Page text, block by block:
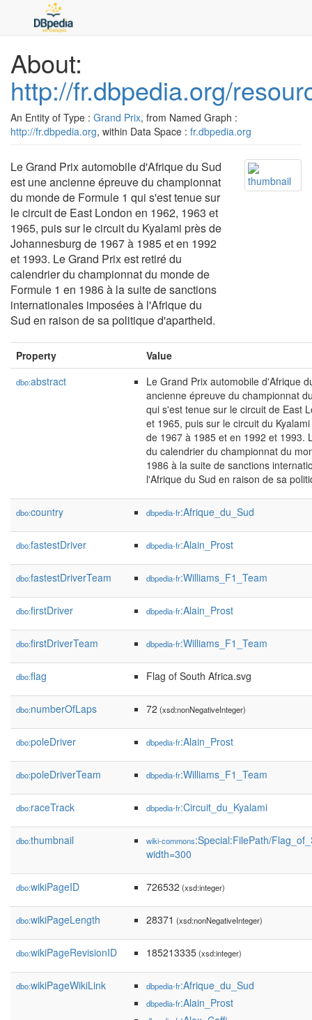
About:
http://fr.dbpedia.org/
An Entity of Type : Grand Prix, from Named Graph :
http://fr.dbpedia.org, within Data Space : fr.dbpedia.org
Le Grand Prix automobile d'Afrique du Sud
est une ancienne épreuve du championnat
du monde de Formule 1 qui s'est tenue sur
le circuit de East London en 1962, 1963 et
1965, puis sur le circuit du Kyalami près de
Johannesburg de 1967 à 1985 et en 1992
et 1993. Le Grand Prix est retiré du
calendrier du championnat du monde de
Formule 1 en 1986 à la suite de sanctions
internationales imposées à l'Afrique du
Sud en raison de sa politique d'apartheid.
Property Value
dbo:abstract
Le Grand Prix automobile d'Afrique
ancienne épreuve du championnat
qui s'est tenue sur le circuit de East
et 1965, puis sur le circuit du
de 1967 à 1985 et en 1992 et 1993.
du calendrier du championnat du
1986 à la suite de sanctions
l'Afrique du Sud en raison de sa
dbo:country dbpedia-fr:Afrique_du_Sud
dbo:fastestDriver dbpedia-fr:Alain_Prost
dbo:fastestDriverTeam dbpedia-fr:Williams_F1_Team
dbo:firstDriver dbpedia-fr:Alain_Prost
dbo:firstDriverTeam dbpedia-fr:Williams_F1_Team
dbo:flag Flag of South Africa.svg
dbo:numberOfLaps 72 (xsd:nonNegativeInteger)
dbo:poleDriver dbpedia-fr:Alain_Prost
dbo:poleDriverTeam dbpedia-fr:Williams_F1_Team
dbo:raceTrack dbpedia-fr:Circuit_du_Kyalami
dbo:thumbnail wiki-commons:Special:FilePath/
width=300
dbo:wikiPageID 726532 (xsd:integer)
dbo:wikiPageLength 28371 (xsd:nonNegativeInteger)
dbo:wikiPageRevisionID 185213335(xsd:integer)
dbo:wikiPageWikiLink dbpedia-fr:Afrique_du_Sud
dbpedia-fr:Alain_Prost